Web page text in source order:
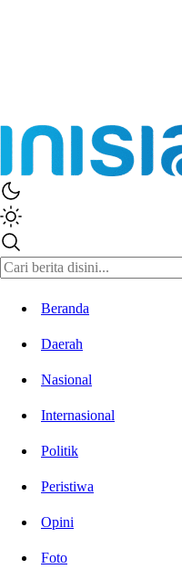
Beranda
Daerah
Nasional
Internasional
Politik
Peristiwa
Opini
Foto